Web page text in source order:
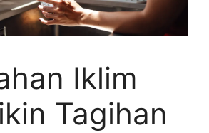
Iklim
Tagihan